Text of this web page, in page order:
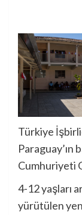
Türkiye
Paraguay’ın
Cumhuriyeti
4-12 yaşları
yürütülen